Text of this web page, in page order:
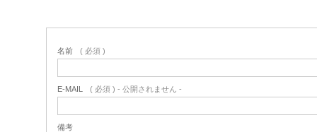
名前 ( 必須 )
E-MAIL ( 必須 ) - 公開されません -
備考